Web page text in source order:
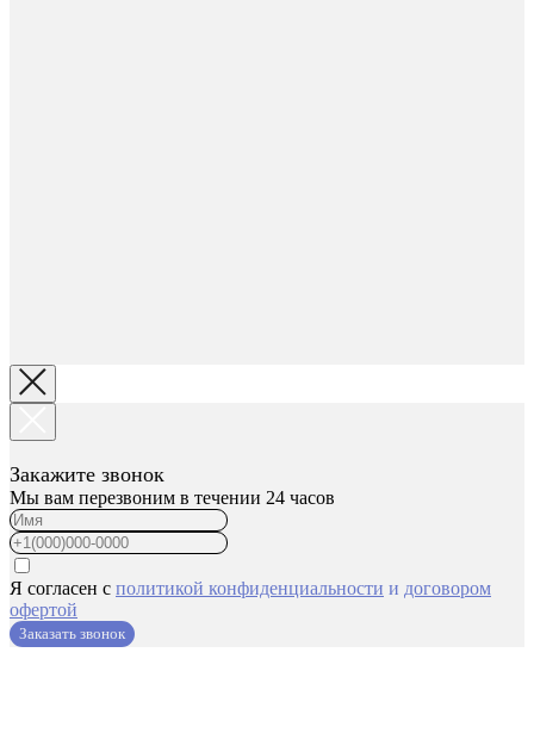
Закажите звонок
Мы вам перезвоним в течении 24 часов
Я согласен с политикой конфиденциальности и договором
офертой
Заказать звонок